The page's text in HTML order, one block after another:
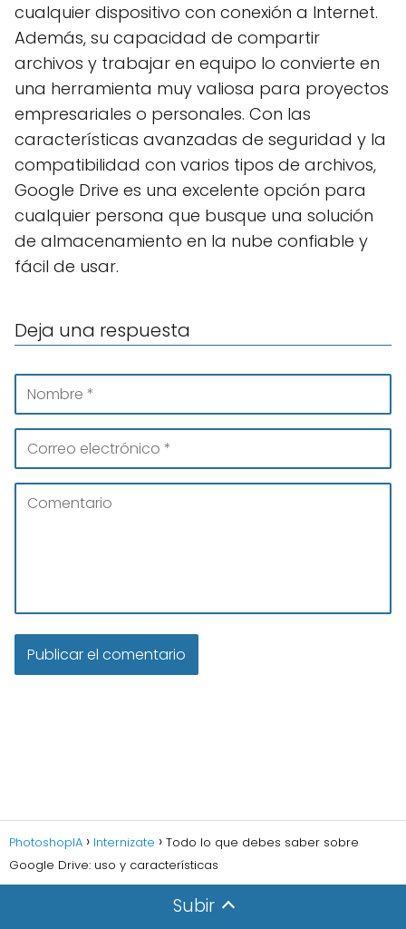
cualquier dispositivo con conexión a Internet.
Además, su capacidad de compartir
archivos y trabajar en equipo lo convierte en
una herramienta muy valiosa para proyectos
empresariales o personales. Con las
características avanzadas de seguridad y la
compatibilidad con varios tipos de archivos,
Google Drive es una excelente opción para
cualquier persona que busque una solución
de almacenamiento en la nube confiable y
fácil de usar.
Deja una respuesta
PhotoshopIA Internizate
Todo lo que debes saber sobre
Google Drive: uso y características
Subir